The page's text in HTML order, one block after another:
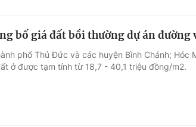
bố giá đất bồi thường dự án đường
phố Thủ Đức và các huyện Bình Chánh; Hóc
ở được tạm tính từ 18,7 - 40,1 triệu đồng/m2.